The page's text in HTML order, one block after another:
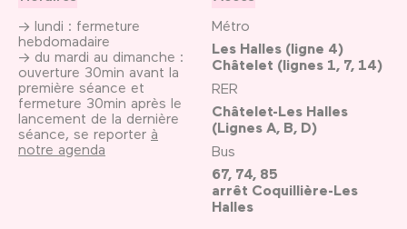
→ lundi : fermeture
hebdomadaire
→ du mardi au dimanche :
ouverture 30min avant la
première séance et
fermeture 30min après le
lancement de la dernière
séance, se reporter à
notre agenda
Métro
Les Halles (ligne 4)
Châtelet (lignes 1, 7, 14)
RER
Châtelet-Les Halles
(Lignes A, B, D)
Bus
67, 74, 85
arrêt Coquillière-Les
Halles